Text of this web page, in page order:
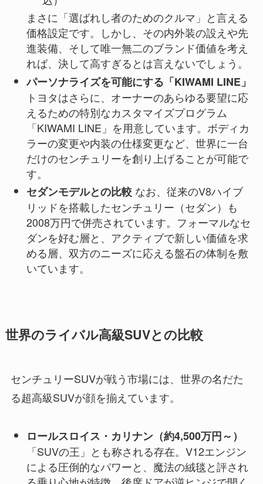
まさに「選ばれし者のためのクルマ」と言える
価格設定です。しかし、その内外装の設えや先
進装備、そして唯一無二のブランド価値を考え
れば、決して高すぎるとは言えないでしょう。
パーソナライズを可能にする「KIWAMI LINE」
トヨタはさらに、オーナーのあらゆる要望に応
えるための特別なカスタマイズプログラム
「KIWAMI LINE」を用意しています。ボディカ
ラーの変更や内装の仕様変更など、世界に一台
だけのセンチュリーを創り上げることが可能で
す。
セダンモデルとの比較なお、従来のV8ハイブ
リッドを搭載したセンチュリー（セダン）も
2008万円で併売されています。フォーマルなセ
ダンを好む層と、アクティブで新しい価値を求
める層、双方のニーズに応える盤石の体制を敷
いています。
世界のライバル高級SUVとの比較
センチュリーSUVが戦う市場には、世界の名だた
る超高級SUVが顔を揃えています。
ロールスロイス・カリナン（約4,500万円～）
「SUVの王」とも称される存在。V12エンジン
による圧倒的なパワーと、魔法の絨毯と評され